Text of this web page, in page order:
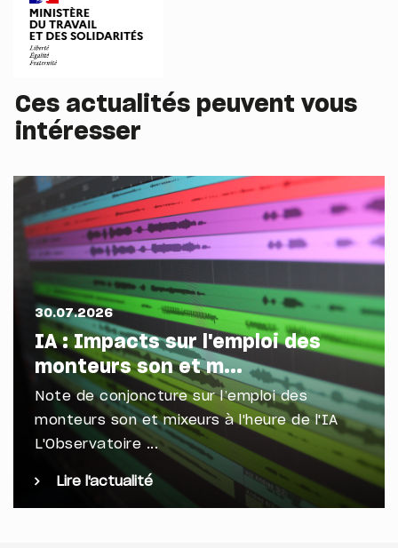
Ces actualités peuvent vous
intéresser
30.07.2026
IA : Impacts sur l'emploi des
monteurs son et m...
Note de conjoncture sur l’emploi des
monteurs son et mixeurs à l'heure de l'IA
L'Observatoire ...
Lire l'actualité